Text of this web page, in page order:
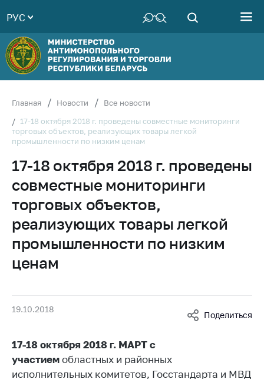
Руководство
Структура
Министерства
Территориальные
Законодательство
деятельность
Общественно-
консультативный
совет
Соискателям
Идеологическая
работа
РУС
Главная Новости
Все новости
17-18 октября 2018 г. проведены совместные мониторинги
торговых объектов, реализующих товары легкой
промышленности по низким ценам
17-18 октября 2018 г. проведены
совместные мониторинги
торговых объектов,
реализующих товары легкой
промышленности по низким
ценам
19.10.2018
Поделиться
17-18 октября 2018 г. МАРТ с
участиемобластных и районных
исполнительных комитетов, Госстандарта и МВД